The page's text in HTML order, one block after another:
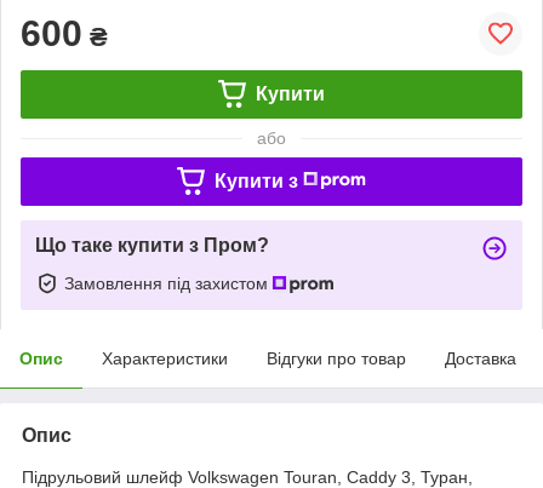
600 ₴
Купити
або
Купити з
Що таке купити з Пром?
Замовлення під захистом
Опис Характеристики Відгуки про товар Доставка
Опис
Підрульовий шлейф Volkswagen Touran, Caddy 3, Туран,